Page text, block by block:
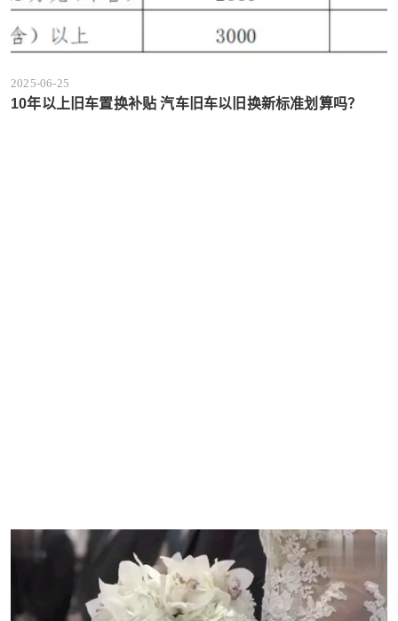
2025-06-25
10年以上旧车置换补贴 汽车旧车以旧换新标准划算吗？